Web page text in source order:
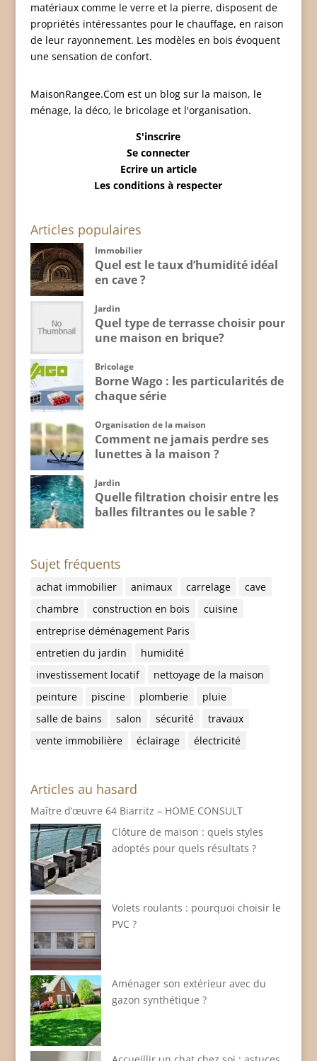
matériaux comme le verre et la pierre, disposent de
propriétés intéressantes pour le chauffage, en raison
de leur rayonnement. Les modèles en bois évoquent
une sensation de confort.
MaisonRangee.Com est un blog sur la maison, le
ménage, la déco, le bricolage et l'organisation.
S'inscrire
Se connecter
Ecrire un article
Les conditions à respecter
Articles populaires
Immobilier
Quel est le taux d’humidité idéal
en cave ?
Jardin
Quel type de terrasse choisir pour
une maison en brique?
Bricolage
Borne Wago : les particularités de
chaque série
Organisation de la maison
Comment ne jamais perdre ses
lunettes à la maison ?
Jardin
Quelle filtration choisir entre les
balles filtrantes ou le sable ?
Sujet fréquents
achat immobilier animaux carrelage
cave
chambre
construction en bois
cuisine
entreprise déménagement Paris
entretien du jardin
humidité
investissement locatif
nettoyage de la maison
peinture
piscine plomberie
pluie
salle de bains
salon sécurité
travaux
vente immobilière
éclairage électricité
Articles au hasard
Maître d’œuvre 64 Biarritz – HOME CONSULT
Clôture de maison : quels styles
adoptés pour quels résultats ?
Volets roulants : pourquoi choisir le
PVC ?
Aménager son extérieur avec du
gazon synthétique ?